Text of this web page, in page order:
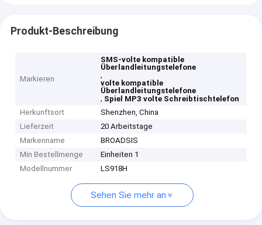
Produkt-Beschreibung
Markieren
SMS-volte kompatible
Überlandleitungstelefone
,
volte kompatible
Überlandleitungstelefone
, Spiel MP3 volte Schreibtischtelefon
Herkunftsort
Shenzhen, China
Lieferzeit
20 Arbeitstage
Markenname
BROADSIS
Min Bestellmenge
Einheiten 1
Modellnummer
LS918H
Sehen Sie mehr an